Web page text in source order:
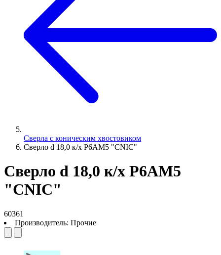
Сверла с коническим хвостовиком
Сверло d 18,0 к/х Р6АМ5 "CNIC"
Сверло d 18,0 к/х Р6АМ5
"CNIC"
60361
Производитель: Прочие